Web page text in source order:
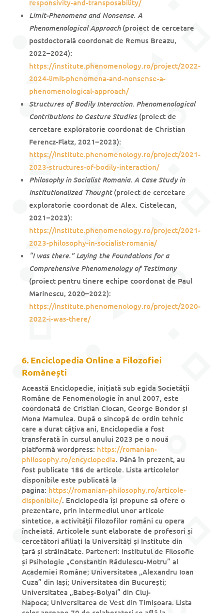
responsivity-and-transposability/
Limit-Phenomena and Nonsense. A
Phenomenological Approach(proiect de cercetare
postdoctorală coordonat de Remus Breazu,
2022–2024):
https://institute.phenomenology.ro/project/2022-
2024-limit-phenomena-and-nonsense-a-
phenomenological-approach/
Structures of Bodily Interaction. Phenomenological
Contributions to Gesture Studies(proiect de
cercetare exploratorie coordonat de Christian
Ferencz-Flatz, 2021–2023):
https://institute.phenomenology.ro/project/2021-
2023-structures-of-bodily-interaction/
Philosophy in Socialist Romania. A Case Study in
Institutionalized Thought(proiect de cercetare
exploratorie coordonat de Alex. Cistelecan,
2021–2023):
https://institute.phenomenology.ro/project/2021-
2023-philosophy-in-socialist-romania/
“I was there.” Laying the Foundations for a
Comprehensive Phenomenology of Testimony
(proiect pentru tinere echipe coordonat de Paul
Marinescu, 2020–2022):
https://institute.phenomenology.ro/project/2020-
2022-i-was-there/
6. Enciclopedia Online a Filozofiei
Românești
Această Enciclopedie, inițiată sub egida Societății
Române de Fenomenologie în anul 2007, este
coordonată de Cristian Ciocan, George Bondor și
Mona Mamulea. După o sincopă de ordin tehnic
care a durat câțiva ani, Enciclopedia a fost
transferată în cursul anului 2023 pe o nouă
platformă wordpress: https://romanian-
philosophy.ro/encyclopedia. Până în prezent, au
fost publicate 186 de articole. Lista articolelor
disponibile este publicată la
pagina: https://romanian-philosophy.ro/articole-
disponibile/. Enciclopedia își propune să ofere o
prezentare, prin intermediul unor articole
sintetice, a activității filozofilor români cu opera
încheiată. Articolele sunt elaborate de profesori și
cercetători afiliați la Universități și Institute din
țară și străinătate. Parteneri: Institutul de Filosofie
și Psihologie „Constantin Rădulescu-Motru” al
Academiei Române; Universitatea „Alexandru Ioan
Cuza” din Iași; Universitatea din București;
Universitatea „Babeș-Bolyai” din Cluj-
Napoca; Universitarea de Vest din Timișoara. Lista